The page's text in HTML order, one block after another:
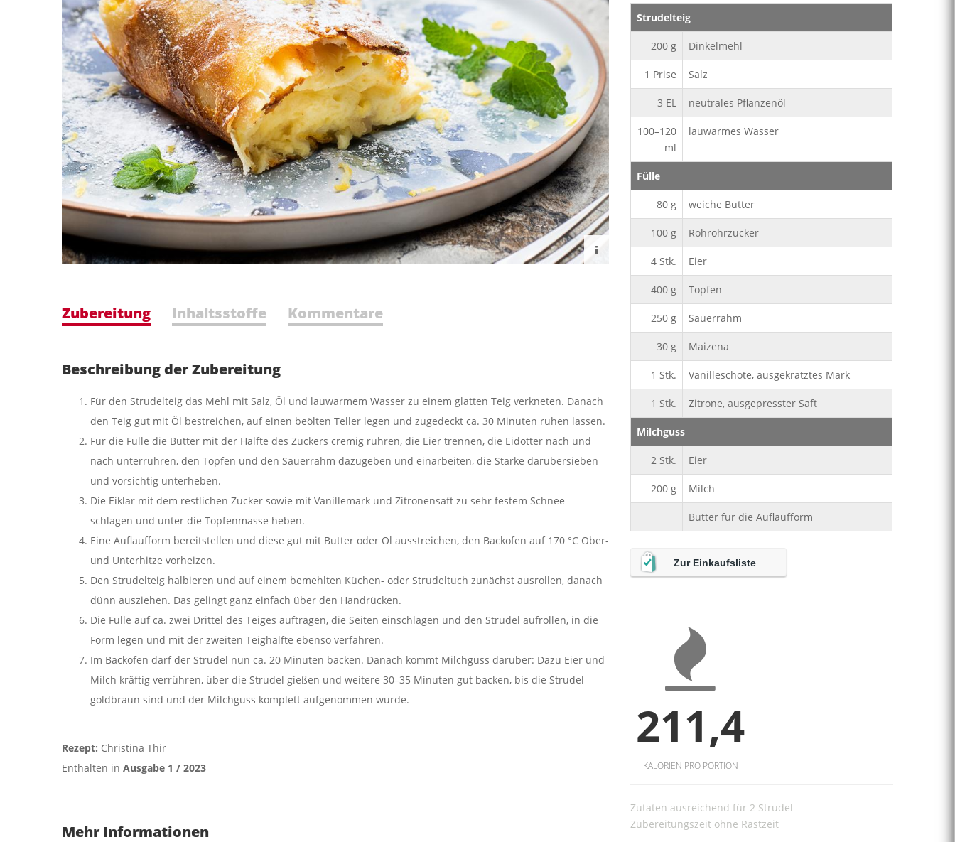
Zubereitung Inhaltsstoffe Kommentare
Beschreibung der Zubereitung
Für den Strudelteig das Mehl mit Salz, Öl und lauwarmem Wasser zu einem glatten Teig verkneten. Danach
den Teig gut mit Öl bestreichen, auf einen beölten Teller legen und zugedeckt ca. 30 Minuten ruhen lassen.
Für die Fülle die Butter mit der Hälfte des Zuckers cremig rühren, die Eier trennen, die Eidotter nach und
nach unterrühren, den Topfen und den Sauerrahm dazugeben und einarbeiten, die Stärke darübersieben
und vorsichtig unterheben.
Die Eiklar mit dem restlichen Zucker sowie mit Vanillemark und Zitronensaft zu sehr festem Schnee
schlagen und unter die Topfenmasse heben.
Eine Auflaufform bereitstellen und diese gut mit Butter oder Öl ausstreichen, den Backofen auf 170 °C Ober-
und Unterhitze vorheizen.
Den Strudelteig halbieren und auf einem bemehlten Küchen- oder Strudeltuch zunächst ausrollen, danach
dünn ausziehen. Das gelingt ganz einfach über den Handrücken.
Die Fülle auf ca. zwei Drittel des Teiges auftragen, die Seiten einschlagen und den Strudel aufrollen, in die
Form legen und mit der zweiten Teighälfte ebenso verfahren.
Im Backofen darf der Strudel nun ca. 20 Minuten backen. Danach kommt Milchguss darüber: Dazu Eier und
Milch kräftig verrühren, über die Strudel gießen und weitere 30–35 Minuten gut backen, bis die Strudel
goldbraun sind und der Milchguss komplett aufgenommen wurde.
Rezept: Christina Thir
Enthalten in Ausgabe 1 / 2023
Mehr Informationen
Strudelteig
200 g Dinkelmehl
1 Prise Salz
3 EL neutrales Pflanzenöl
100–120
ml
lauwarmes Wasser
Fülle
80 g weiche Butter
100 g Rohrohrzucker
4 Stk. Eier
400 g Topfen
250 g Sauerrahm
30 g Maizena
1 Stk. Vanilleschote, ausgekratztes Mark
1 Stk. Zitrone, ausgepresster Saft
Milchguss
2 Stk. Eier
200 g Milch
Butter für die Auflaufform
Zur Einkaufsliste
211,4
KALORIEN PRO PORTION
Zutaten ausreichend für 2 Strudel
Zubereitungszeit ohne Rastzeit